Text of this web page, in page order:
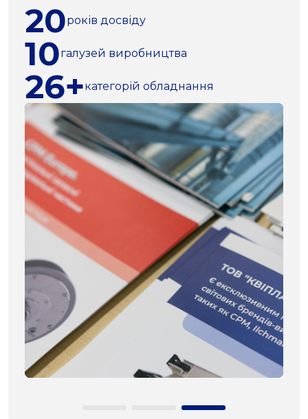
20років досвіду
10галузей виробництва
26+категорій обладнання